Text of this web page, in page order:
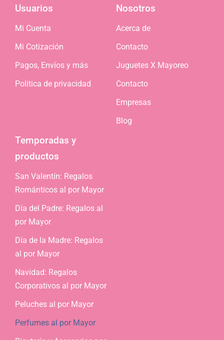
Usuarios
Mi Cuenta
Mi Cotización
Pagos, Envíos y más
Politica de privacidad
Nosotros
Acerca de
Contacto
Juguetes X Mayoreo
Contacto
Empresas
Blog
Temporadas y
productos
San Valentín: Regalos
Románticos al por Mayor
Día del Padre: Regalos al
por Mayor
Día de la Madre: Regalos
al por Mayor
Navidad: Regalos
Corporativos al por Mayor
Peluches al por Mayor
Perfumes al por Mayor